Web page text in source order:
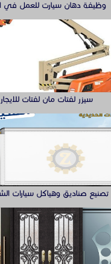
تصنيع صناديق وهياكل سيارات
ابواب حديد ليزر او مشغول